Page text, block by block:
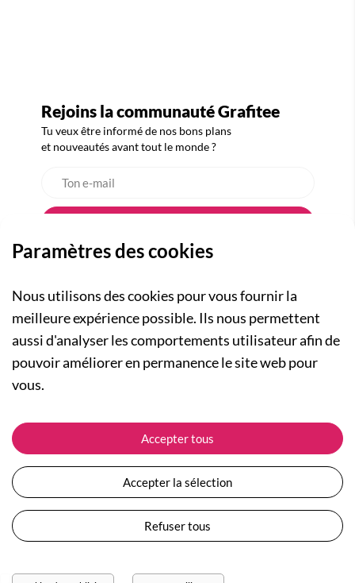
Rejoins la communauté Grafitee
Tu veux être informé de nos bons plans
et nouveautés avant tout le monde ?
A PROPOS
Qui sommes-nous ?
Actualités
Nos engagements
Plan du site
Devenir revendeur
Collection Femme
Collection Enfants
Les Totebags
Nos différents thèmes
ASSISTANCE
Suivre ma commande
Expédition et livraison
Retour et remboursement
Moyens de paiement
Questions / Réponses
Conditions générales de vente
Protection des données personnelles
Paramètres des cookies
Nous utilisons des cookies pour vous fournir la
meilleure expérience possible. Ils nous permettent
aussi d'analyser les comportements utilisateur afin de
pouvoir améliorer en permanence le site web pour
vous.
Accepter tous
Accepter la sélection
Refuser tous